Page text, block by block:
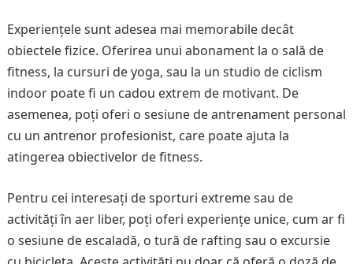
Experiențele sunt adesea mai memorabile decât
obiectele fizice. Oferirea unui abonament la o sală de
fitness, la cursuri de yoga, sau la un studio de ciclism
indoor poate fi un cadou extrem de motivant. De
asemenea, poți oferi o sesiune de antrenament personal
cu un antrenor profesionist, care poate ajuta la
atingerea obiectivelor de fitness.
Pentru cei interesați de sporturi extreme sau de
activități în aer liber, poți oferi experiențe unice, cum ar fi
o sesiune de escaladă, o tură de rafting sau o excursie